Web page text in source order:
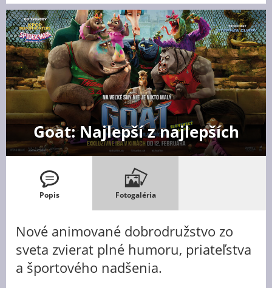
Goat: Najlepší z najlepších
Popis Fotogaléria
Nové animované dobrodružstvo zo
sveta zvierat plné humoru, priateľstva
a športového nadšenia.